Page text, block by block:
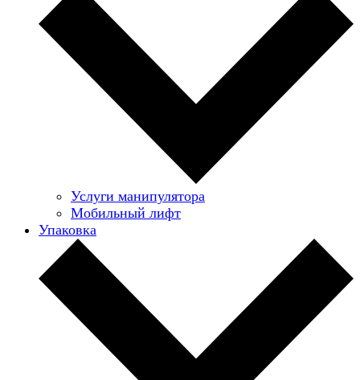
Услуги манипулятора
Мобильный лифт
Упаковка